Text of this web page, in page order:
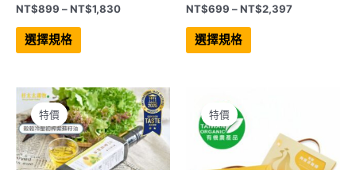
NT$899 –NT$1,830價
NT$1,830
選擇規格
此
品
款
式。
可
在
產
品
頁
NT$699 –NT$2,397價
選擇規格
此
品
特價 特價